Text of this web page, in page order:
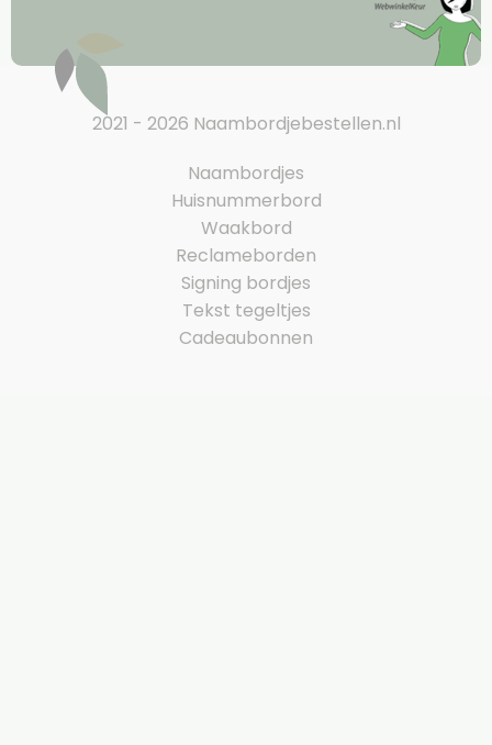
2021 - 2026 Naambordjebestellen.nl
Naambordjes
Huisnummerbord
Waakbord
Reclameborden
Signing bordjes
Tekst tegeltjes
Cadeaubonnen